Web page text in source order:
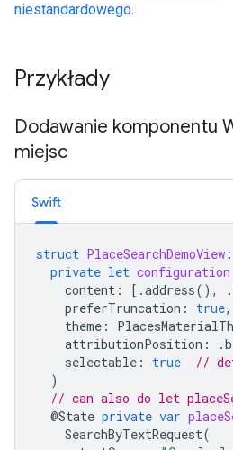
niestandardowego.
Przykłady
Dodawanie komponentu
miejsc
Swift
struct PlaceSearchDemoView :
private let configuration
content : [.address(), .
preferTruncation : true,
theme :
attributionPosition : .
selectable : true
//
)
// can also do let
@State private var
SearchByTextRequest(